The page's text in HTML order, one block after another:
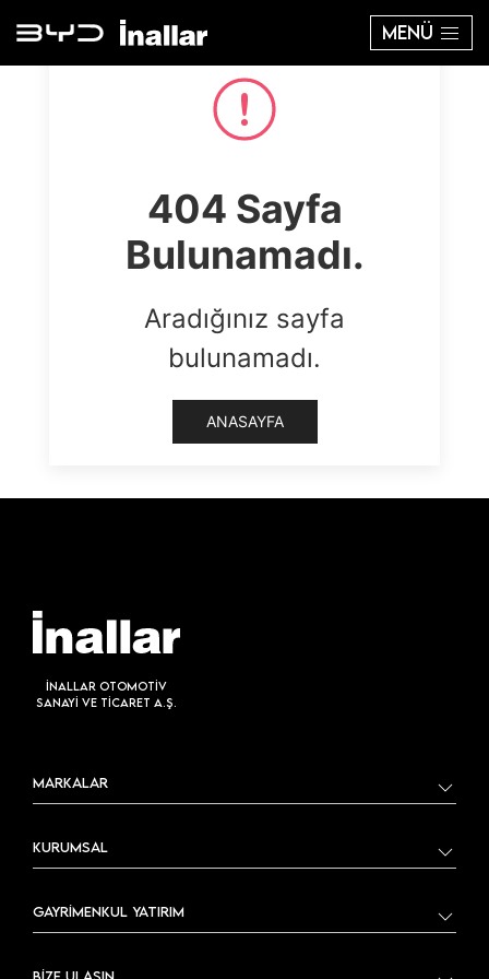
MENÜ
404 Sayfa
Bulunamadı.
Aradığınız sayfa
bulunamadı.
ANASAYFA
İNALLAR OTOMOTİV
SANAYİ VE TİCARET A.Ş.
MARKALAR
KURUMSAL
GAYRİMENKUL YATIRIM